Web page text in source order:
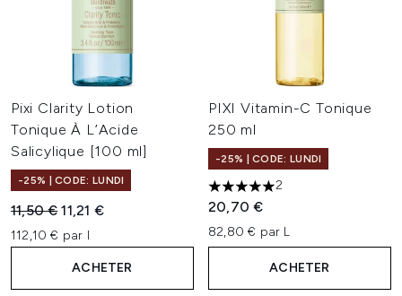
Pixi Clarity Lotion
Tonique À L’Acide
Salicylique [100 ml]
-25% | CODE: LUNDI
Prix de vente :
11,50 €Prix ​​actuel :
11,21 €
112,10 € par l
ACHETER
PIXI Vitamin-C Tonique
250 ml
-25% | CODE: LUNDI
5 étoiles sur un maximum de
2
20,70 €
82,80 € par L
ACHETER